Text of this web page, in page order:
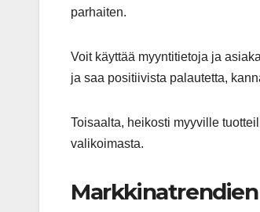
parhaiten.
Voit käyttää myyntitietoja ja
ja saa positiivista palautetta,
Toisaalta, heikosti myyville
valikoimasta.